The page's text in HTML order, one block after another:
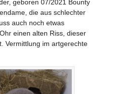
geboren 07/2021 Bounty
die aus schlechter
auch noch etwas
einen alten Riss, dieser
Vermittlung im artgerechte